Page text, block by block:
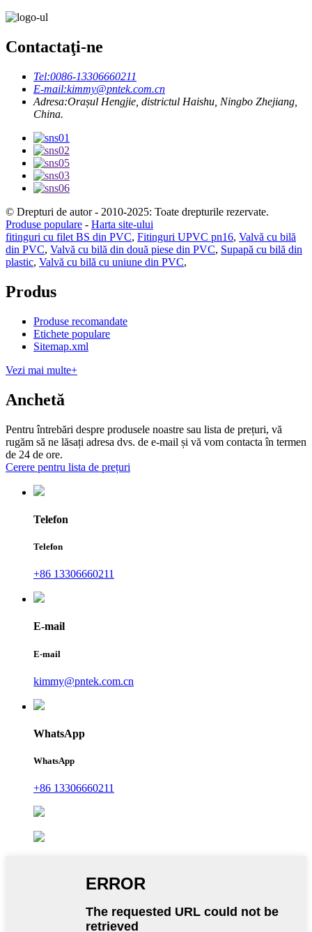
Contactaţi-ne
Tel:0086-13306660211
E-mail:kimmy@pntek.com.cn
Adresa:Orașul Hengjie, districtul Haishu, Ningbo Zhejiang,
China.
© Drepturi de autor - 2010-2025: Toate drepturile rezervate.
Produse populare - Harta site-ului
fitinguri cu filet BS din PVC, Fitinguri UPVC pn16, Valvă cu bilă
din PVC, Valvă cu bilă din două piese din PVC, Supapă cu bilă din
plastic, Valvă cu bilă cu uniune din PVC,
Produs
Produse recomandate
Etichete populare
Sitemap.xml
Vezi mai multe+
Anchetă
Pentru întrebări despre produsele noastre sau lista de prețuri, vă
rugăm să ne lăsați adresa dvs. de e-mail și vă vom contacta în termen
de 24 de ore.
Cerere pentru lista de prețuri
Telefon
Telefon
+86 13306660211
E-mail
E-mail
kimmy@pntek.com.cn
WhatsApp
WhatsApp
+86 13306660211